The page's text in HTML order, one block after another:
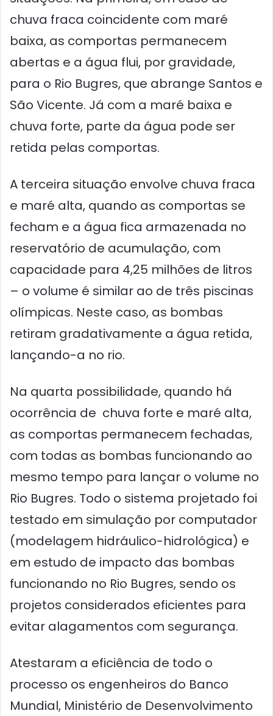
chuva fraca coincidente com maré
baixa, as comportas permanecem
abertas e a água flui, por gravidade,
para o Rio Bugres, que abrange Santos e
São Vicente. Já com a maré baixa e
chuva forte, parte da água pode ser
retida pelas comportas.
A terceira situação envolve chuva fraca
e maré alta, quando as comportas se
fecham e a água fica armazenada no
reservatório de acumulação, com
capacidade para 4,25 milhões de litros
– o volume é similar ao de três piscinas
olímpicas. Neste caso, as bombas
retiram gradativamente a água retida,
lançando-a no rio.
Na quarta possibilidade, quando há
ocorrência de chuva forte e maré alta,
as comportas permanecem fechadas,
com todas as bombas funcionando ao
mesmo tempo para lançar o volume no
Rio Bugres. Todo o sistema projetado foi
testado em simulação por computador
(modelagem hidráulico-hidrológica) e
em estudo de impacto das bombas
funcionando no Rio Bugres, sendo os
projetos considerados eficientes para
evitar alagamentos com segurança.
Atestaram a eficiência de todo o
processo os engenheiros do Banco
Mundial, Ministério de Desenvolvimento